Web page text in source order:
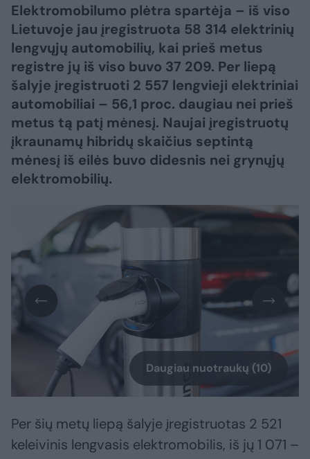
Elektromobilumo plėtra spartėja – iš viso
Lietuvoje jau įregistruota 58 314 elektrinių
lengvųjų automobilių, kai prieš metus
registre jų iš viso buvo 37 209. Per liepą
šalyje įregistruoti 2 557 lengvieji elektriniai
automobiliai – 56,1 proc. daugiau nei prieš
metus tą patį mėnesį. Naujai įregistruotų
įkraunamų hibridų skaičius septintą
mėnesį iš eilės buvo didesnis nei grynųjų
elektromobilių.
Daugiau nuotraukų (10)
Per šių metų liepą šalyje įregistruotas 2 521
keleivinis lengvasis elektromobilis, iš jų 1 071 –